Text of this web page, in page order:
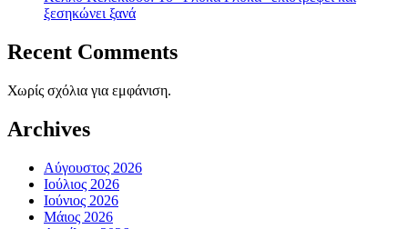
ξεσηκώνει ξανά
Recent Comments
Χωρίς σχόλια για εμφάνιση.
Archives
Αύγουστος 2026
Ιούλιος 2026
Ιούνιος 2026
Μάιος 2026